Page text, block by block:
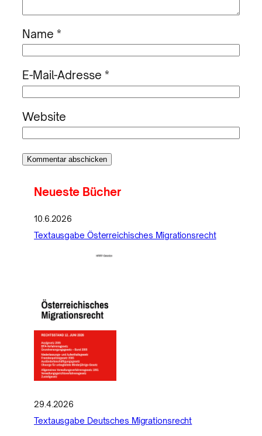
Name *
E-Mail-Adresse *
Website
Neueste Bücher
10.6.2026
Textausgabe Österreichisches Migrationsrecht
29.4.2026
Textausgabe Deutsches Migrationsrecht